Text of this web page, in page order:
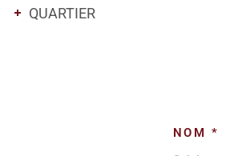
QUARTIER
NOM *